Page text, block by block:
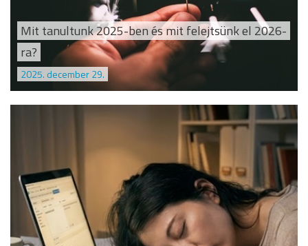
Mit tanultunk 2025-ben és mit felejtsünk el 2026-
ra?
2025. december 29.